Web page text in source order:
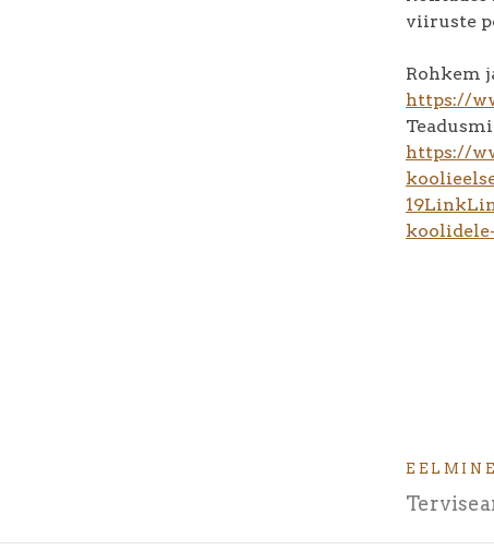
viiruste
Rohkem
https://
https://
19Link
EELMINE